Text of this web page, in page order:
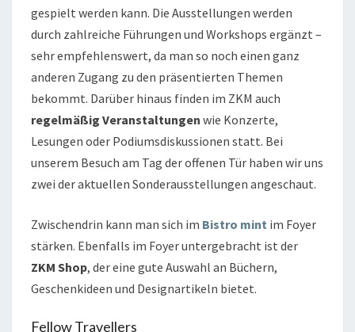
gespielt werden kann. Die Ausstellungen werden
durch zahlreiche Führungen und Workshops ergänzt –
sehr empfehlenswert, da man so noch einen ganz
anderen Zugang zu den präsentierten Themen
bekommt. Darüber hinaus finden im ZKM auch
regelmäßig Veranstaltungen wie Konzerte,
Lesungen oder Podiumsdiskussionen statt. Bei
unserem Besuch am Tag der offenen Tür haben wir uns
zwei der aktuellen Sonderausstellungen angeschaut.
Zwischendrin kann man sich im Bistro mint im Foyer
stärken. Ebenfalls im Foyer untergebracht ist der
ZKM Shop, der eine gute Auswahl an Büchern,
Geschenkideen und Designartikeln bietet.
Fellow Travellers